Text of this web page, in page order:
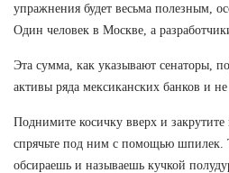
упражнения будет весьма полезным,
Один человек в Москве, а
Эта сумма, как указывают сенаторы,
активы ряда мексиканских банков и
Поднимите косичку вверх и закрутите
спрячьте под ним с помощью шпилек.
обсираешь и называешь кучкой